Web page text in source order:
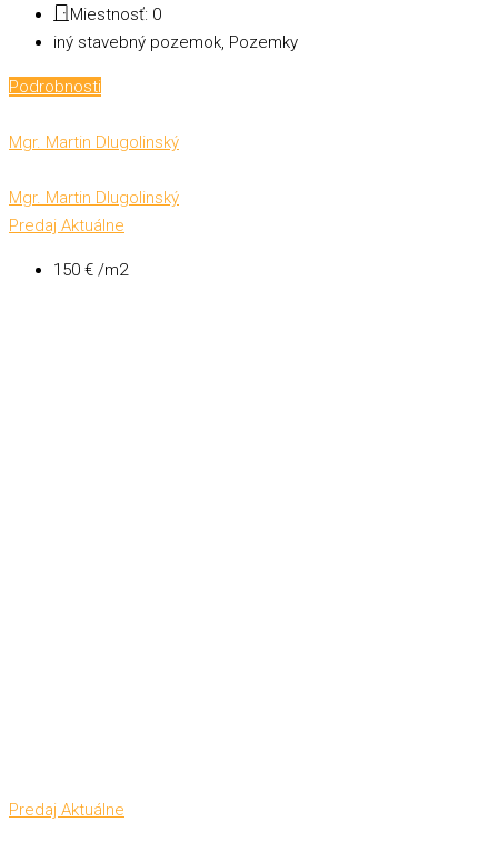
Miestnosť: 0
iný stavebný pozemok, Pozemky
Podrobnosti
Mgr. Martin Dlugolinský
Mgr. Martin Dlugolinský
Predaj Aktuálne
150 € /m2
Predaj Aktuálne